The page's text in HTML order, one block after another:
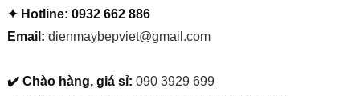
✦ Hotline: 0932 662 886
Email: dienmaybepviet@gmail.com
✔️ Chào hàng, giá sỉ: 090 3929 699